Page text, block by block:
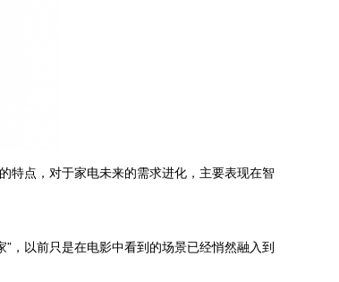
点，对于家电未来的需求进化，主要表现在智
以前只是在电影中看到的场景已经悄然融入到